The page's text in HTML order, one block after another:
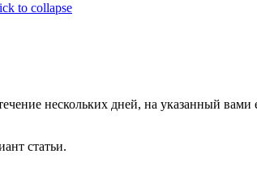
to collapse
нескольких дней, на указанный вами
статьи.